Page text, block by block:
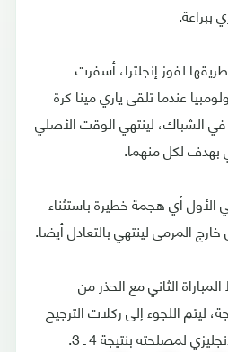
ببراعة.
لفوز إنجلترا، أسفرت
لكولومبيا عندما تلقى ياري مينا كرة
الشباك، لينتهي الوقت الأصلي
بهدف لكل منهما.
أي هجمة خطيرة باستثناء
المرمى لينتهي بالتعادل أيضا.
الثاني مع الحذر من
ليتم اللجوء إلى ركلات الترجيح
لمصلحته بنتيجة 4 ـ 3.